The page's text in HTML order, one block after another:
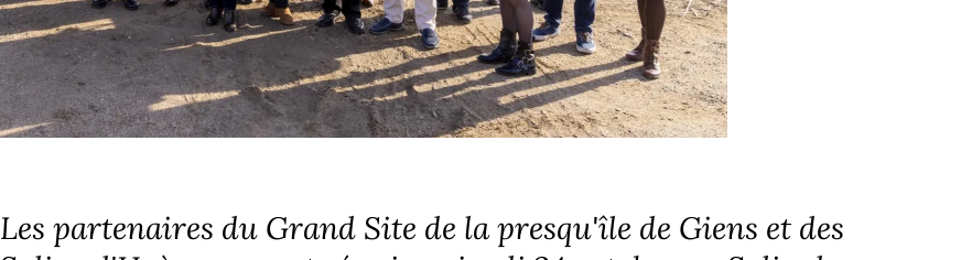
Les partenaires du Grand Site de la presqu'île de Giens et des